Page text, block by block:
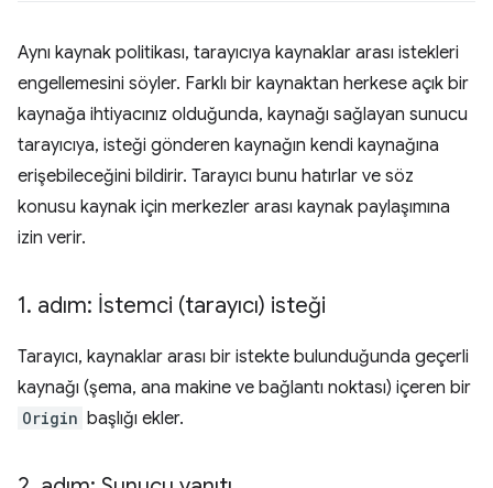
Aynı kaynak politikası, tarayıcıya kaynaklar arası istekleri
engellemesini söyler. Farklı bir kaynaktan herkese açık bir
kaynağa ihtiyacınız olduğunda, kaynağı sağlayan sunucu
tarayıcıya, isteği gönderen kaynağın kendi kaynağına
erişebileceğini bildirir. Tarayıcı bunu hatırlar ve söz
konusu kaynak için merkezler arası kaynak paylaşımına
izin verir.
1. adım: İstemci (tarayıcı) isteği
Tarayıcı, kaynaklar arası bir istekte bulunduğunda geçerli
kaynağı (şema, ana makine ve bağlantı noktası) içeren bir
Origin başlığı ekler.